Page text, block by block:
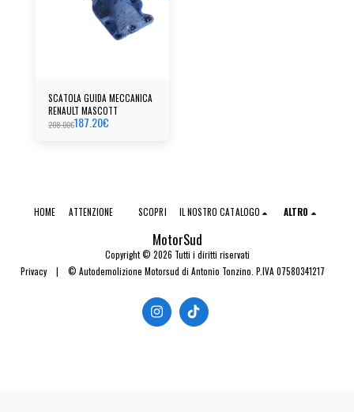
SCATOLA GUIDA MECCANICA
RENAULT MASCOTT
208.00€187.20€
MotorSud
Copyright © 2026 Tutti i diritti riservati
Privacy| © Autodemolizione Motorsud di Antonio Tonzino. P.IVA 07580341217
HOME ATTENZIONE SCOPRI IL NOSTRO CATALOGO ALTRO